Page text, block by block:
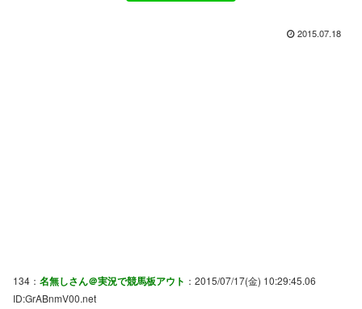
2015.07.18
134： 名無しさん＠実況で競馬板アウト ：2015/07/17(金) 10:29:45.06
ID:GrABnmV00.net